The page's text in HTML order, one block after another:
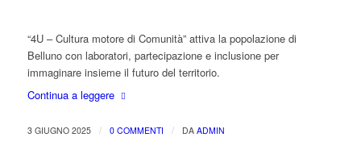
“4U – Cultura motore di Comunità” attiva la popolazione di
Belluno con laboratori, partecipazione e inclusione per
immaginare insieme il futuro del territorio.
Continua a leggere
3 GIUGNO 2025 / 0 COMMENTI / DA ADMIN